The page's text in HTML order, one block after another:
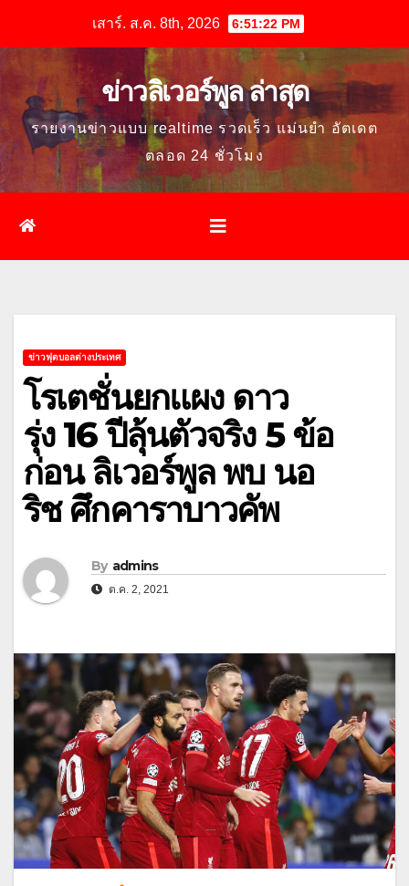
content
เสาร์. ส.ค. 8th, 2026 6:51:23 PM
ข่าวลิเวอร์พูล ล่าสุด
รายงานข่าวแบบ realtime รวดเร็ว แม่นยำ อัตเดต
ตลอด 24 ชั่วโมง
ข่าวฟุตบอลต่างประเทศ
โรเตชั่นยกแผง ดาว
รุ่ง 16 ปีลุ้นตัวจริง 5 ข้อ
ก่อน ลิเวอร์พูล พบ นอ
ริช ศึกคาราบาวคัพ
By admins
ต.ค. 2, 2021